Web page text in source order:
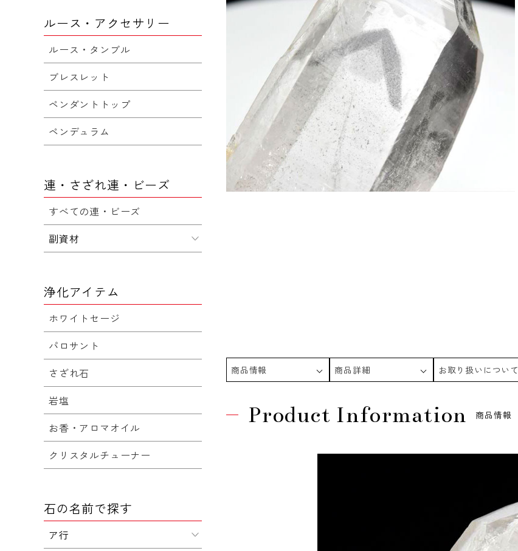
商品情報 商品詳細 お取り扱いについて
Product Information 商品情報
ルース・アクセサリー
ルース・タンブル
ブレスレット
ペンダントトップ
ペンデュラム
連・さざれ連・ビーズ
すべての連・ビーズ
副資材
浄化アイテム
ホワイトセージ
パロサント
さざれ石
岩塩
お香・アロマオイル
クリスタルチューナー
石の名前で探す
ア行